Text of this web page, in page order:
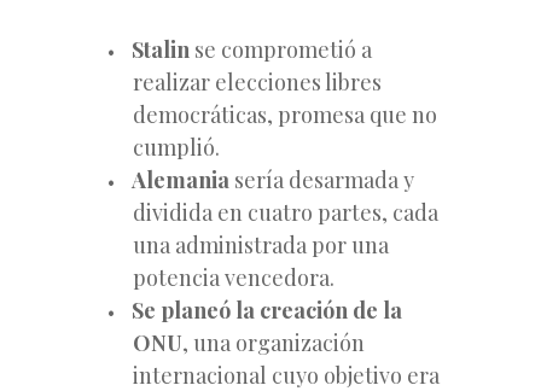
Stalin se comprometió a
realizar elecciones libres
democráticas, promesa que no
cumplió.
Alemania sería desarmada y
dividida en cuatro partes, cada
una administrada por una
potencia vencedora.
Se planeó la creación de la
ONU, una organización
internacional cuyo objetivo era